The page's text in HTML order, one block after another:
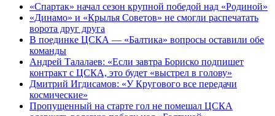
«Спартак» начал сезон крупной победой над «Родиной»
«Динамо» и «Крылья Советов» не смогли распечатать
ворота друг друга
В поединке ЦСКА — «Балтика» вопросы оставили обе
команды
Андрей Талалаев: «Если завтра Бориско подпишет
контракт с ЦСКА, это будет «выстрел в голову»
Дмитрий Игдисамов: «У Кругового все передачи
космические»
Пропущенный на старте гол не помешал ЦСКА